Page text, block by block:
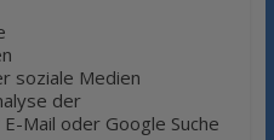
soziale Medien
der
Mail oder Google Suche